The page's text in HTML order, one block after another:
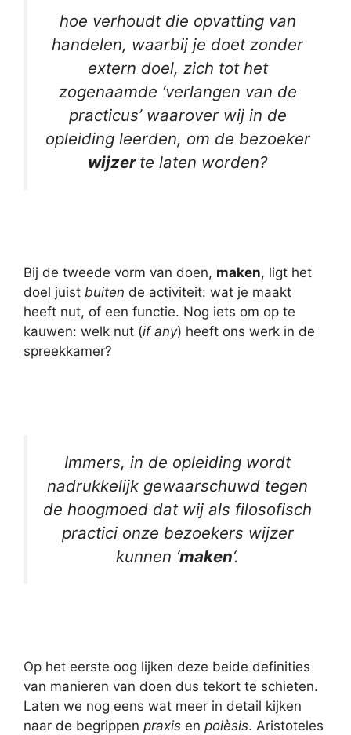
hoe verhoudt die opvatting van
handelen, waarbij je doet zonder
extern doel, zich tot het
zogenaamde ‘verlangen van de
practicus’ waarover wij in de
opleiding leerden, om de bezoeker
wijzer te laten worden?
Bij de tweede vorm van doen, maken, ligt het
doel juist buiten de activiteit: wat je maakt
heeft nut, of een functie. Nog iets om op te
kauwen: welk nut (if any) heeft ons werk in de
spreekkamer?
Immers, in de opleiding wordt
nadrukkelijk gewaarschuwd tegen
de hoogmoed dat wij als filosofisch
practici onze bezoekers wijzer
kunnen ‘maken‘.
Op het eerste oog lijken deze beide definities
van manieren van doen dus tekort te schieten.
Laten we nog eens wat meer in detail kijken
naar de begrippen praxis en poièsis. Aristoteles